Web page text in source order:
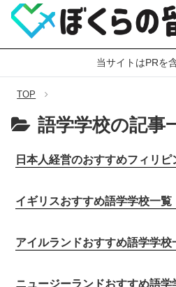
当サイトはPRを
TOP
語学学校の記事
日本人経営のおすすめフィリ
イギリスおすすめ語学学校一覧
アイルランドおすすめ語学学校
ニュージーランドおすすめ語学